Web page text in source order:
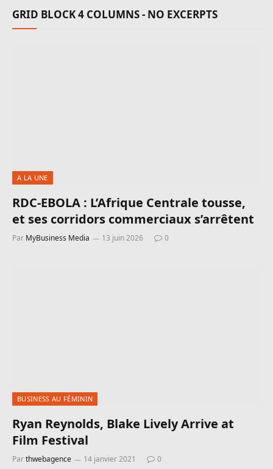
GRID BLOCK 4 COLUMNS - NO EXCERPTS
A LA UNE
RDC-EBOLA : L’Afrique Centrale tousse,
et ses corridors commerciaux s’arrêtent
Par MyBusiness Media 13 juin 2026 0
BUSINESS AU FÉMININ
Ryan Reynolds, Blake Lively Arrive at
Film Festival
Parthwebagence 14 janvier 2021 0